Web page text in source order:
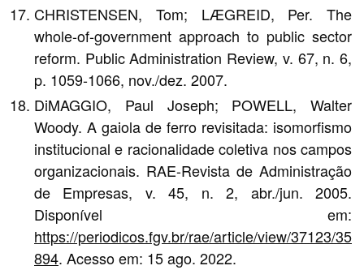
CHRISTENSEN, Tom; LÆGREID, Per. The
whole-of-government approach to public sector
reform. Public Administration Review, v. 67, n. 6,
p. 1059-1066, nov./dez. 2007.
DiMAGGIO, Paul Joseph; POWELL, Walter
Woody. A gaiola de ferro revisitada: isomorfismo
institucional e racionalidade coletiva nos campos
organizacionais. RAE-Revista de Administração
de Empresas, v. 45, n. 2, abr./jun. 2005.
Disponível em:
https://periodicos.fgv.br/rae/article/view/37123/35
894. Acesso em: 15 ago. 2022.